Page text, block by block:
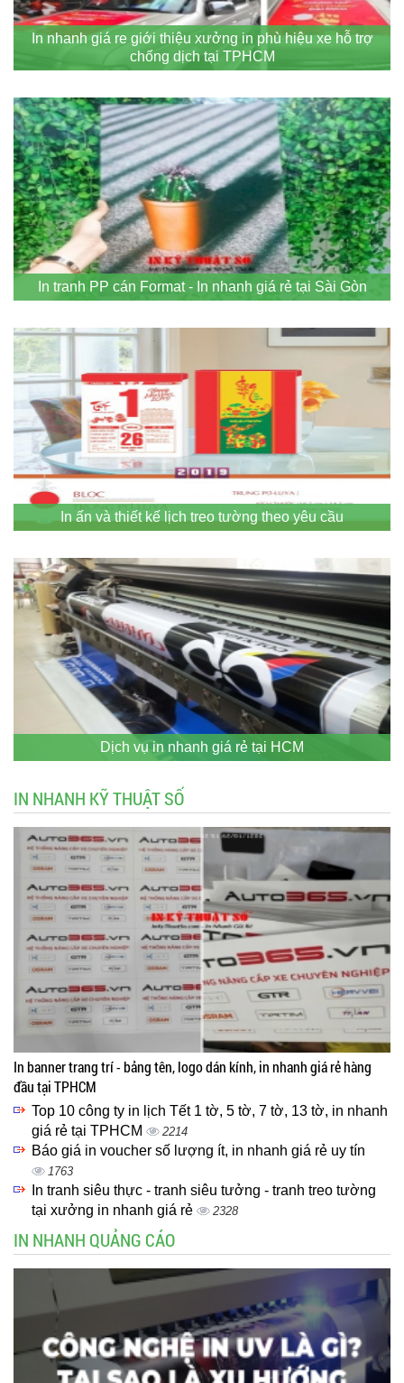
In nhanh giá re giới thiệu xưởng in phù hiệu xe hỗ trợ
chống dịch tại TPHCM
In tranh PP cán Format - In nhanh giá rẻ tại Sài Gòn
In ấn và thiết kế lịch treo tường theo yêu cầu
Dịch vụ in nhanh giá rẻ tại HCM
IN NHANH KỸ THUẬT SỐ
In banner trang trí - bảng tên, logo dán kính, in nhanh giá rẻ hàng
đầu tại TPHCM
Top 10 công ty in lịch Tết 1 tờ, 5 tờ, 7 tờ, 13 tờ, in nhanh
giá rẻ tại TPHCM
2214
Báo giá in voucher số lượng ít, in nhanh giá rẻ uy tín
1763
In tranh siêu thực - tranh siêu tưởng - tranh treo tường
tại xưởng in nhanh giá rẻ
2328
IN NHANH QUẢNG CÁO